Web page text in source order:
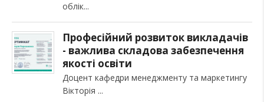
облік
Професійний розвиток викладачів
- важлива складова забезпечення
якості освіти
Доцент кафедри менеджменту та маркетингу
Вікторія